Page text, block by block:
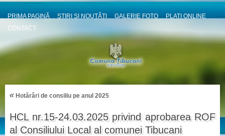
PRIMA PAGINĂ ȘTIRI ȘI NOUȚĂȚI GALERIE FOTO
PLATI ONLINE
CONTACT
«Hotărâri de consiliu pe anul 2025
HCL nr.15-24.03.2025 privind aprobarea ROF
al Consiliului Local al comunei Tibucani